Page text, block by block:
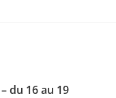
du 16 au 19